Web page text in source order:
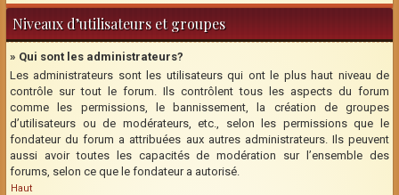
Niveaux d’utilisateurs et groupes
» Qui sont les administrateurs?
Les administrateurs sont les utilisateurs qui ont le plus haut niveau de
contrôle sur tout le forum. Ils contrôlent tous les aspects du forum
comme les permissions, le bannissement, la création de groupes
d’utilisateurs ou de modérateurs, etc., selon les permissions que le
fondateur du forum a attribuées aux autres administrateurs. Ils peuvent
aussi avoir toutes les capacités de modération sur l’ensemble des
forums, selon ce que le fondateur a autorisé.
Haut